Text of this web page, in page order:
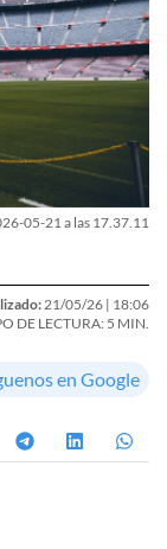
05-21 a las 17.37.11
21/05/26 | 18:06
DE LECTURA: 5 MIN.
en Google